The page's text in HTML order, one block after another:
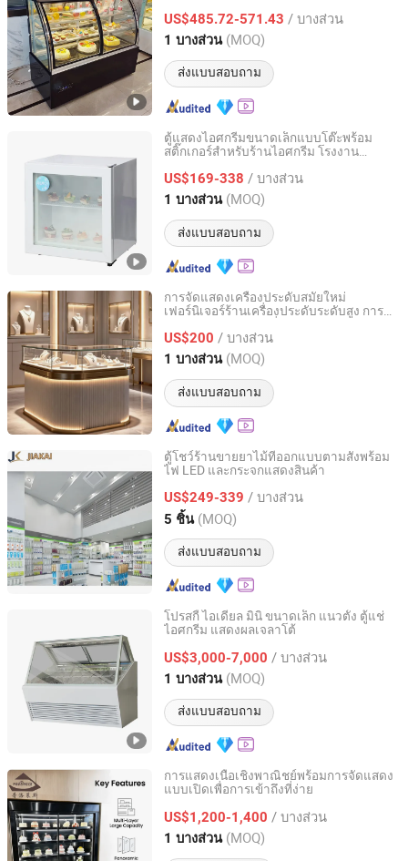
US$485.72-571.43 / บางส่วน
1 บางส่วน (MOQ)
ส่งแบบสอบถาม
Beijing, China อัตราจาก 2025
ตู้แสดงไอศกรีมขนาดเล็กแบบโต๊ะพร้อม
สติ๊กเกอร์สำหรับร้านไอศกรีม โรงงาน
US$169-338 / บางส่วน
1 บางส่วน (MOQ)
ส่งแบบสอบถาม
Hangzhou Ruiqi Technology Co., Ltd.
Zhejiang, China อัตราจาก 2025
การจัดแสดงเครื่องประดับสมัยใหม่
เฟอร์นิเจอร์ร้านเครื่องประดับระดับสูง การ
US$200 / บางส่วน
1 บางส่วน (MOQ)
ส่งแบบสอบถาม
Ownway Display Equipment (Guangzhou) Co., Ltd.
Guangdong, China อัตราจาก 2019
ตู้โชว์ร้านขายยาไม้ที่ออกแบบตามสั่งพร้อม
ไฟ LED และกระจกแสดงสินค้า
US$249-339 / บางส่วน
5 ชิ้น (MOQ)
ส่งแบบสอบถาม
Guangzhou Jiakai Display Products Co., Ltd.
Guangdong, China อัตราจาก 2026
โปรสกี้ ไอเดียล มินิ ขนาดเล็ก แนวตั้ง ตู้แช่
ไอศกรีม แสดงผลเจลาโต้
US$3,000-7,000 / บางส่วน
1 บางส่วน (MOQ)
ส่งแบบสอบถาม
Nanjing Prosky Food Machinery Manufacturing Co., Ltd.
Jiangsu, China อัตราจาก 2010
การแสดงเนื้อเชิงพาณิชย์พร้อมการจัดแสดง
แบบเปิดเพื่อการเข้าถึงที่ง่าย
US$1,200-1,400 / บางส่วน
1 บางส่วน (MOQ)
Guangdong Puluolaisi Refrigeration Equipment Co., Ltd
Guangdong, China อัตราจาก 2025